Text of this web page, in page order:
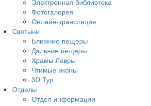
Электронная библиотека
Фотогалерея
Онлайн-трансляция
Святыни
Ближние пещеры
Дальние пещеры
Храмы Лавры
Чтимые иконы
3D Тур
Отделы
Отдел информации